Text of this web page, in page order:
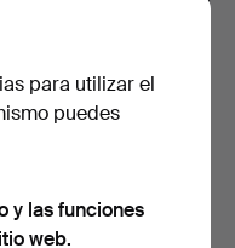
ÄNGMAN.
JUEGO DE
USD
para utilizar el
puedes
y las funciones
web.